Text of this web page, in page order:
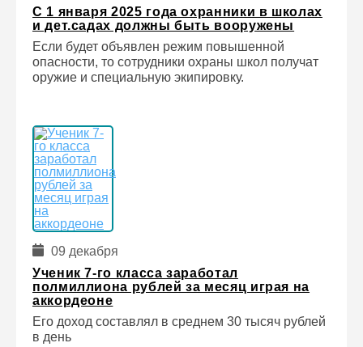
С 1 января 2025 года охранники в школах
и дет.садах должны быть вооружены
Если будет объявлен режим повышенной
опасности, то сотрудники охраны школ получат
оружие и специальную экипировку.
09 декабря
Ученик 7-го класса заработал
полмиллиона рублей за месяц играя на
аккордеоне
Его доход составлял в среднем 30 тысяч рублей
в день